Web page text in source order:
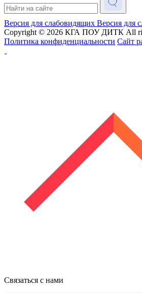
Версия для слабовидящих Версия для
Copyright © 2026 КГА ПОУ ДИТК All
Политика конфиденциальности Сайт
Связаться с нами